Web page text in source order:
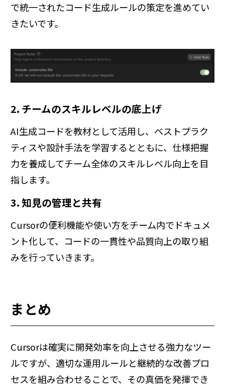
で統一されたコード生成ルールの策定を進めてい
きたいです。
2. チームのスキルレベルの底上げ
AI生成コードを教材として活用し、ベストプラク
ティスや設計手法を学習するとともに、仕様把握
力を養成してチーム全体のスキルレベル向上を目
指します。
3. 知見の管理と共有
Cursorの便利機能や使い方をチーム内でドキュメ
ント化して、コードの一貫性や品質向上の取り組
みを行っていきます。
まとめ
Cursorは確実に開発効率を向上させる強力なツー
ルですが、適切な運用ルールと継続的な改善プロ
セスを組み合わせることで、その真価を発揮でき